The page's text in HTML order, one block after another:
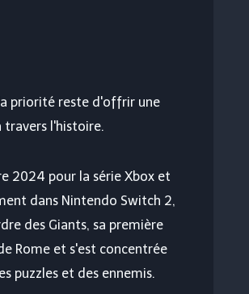
priorité reste d'offrir une
travers l'histoire.
2024 pour la série Xbox et
dans Nintendo Switch 2,
des Giants, sa première
Rome et s'est concentrée
puzzles et des ennemis.